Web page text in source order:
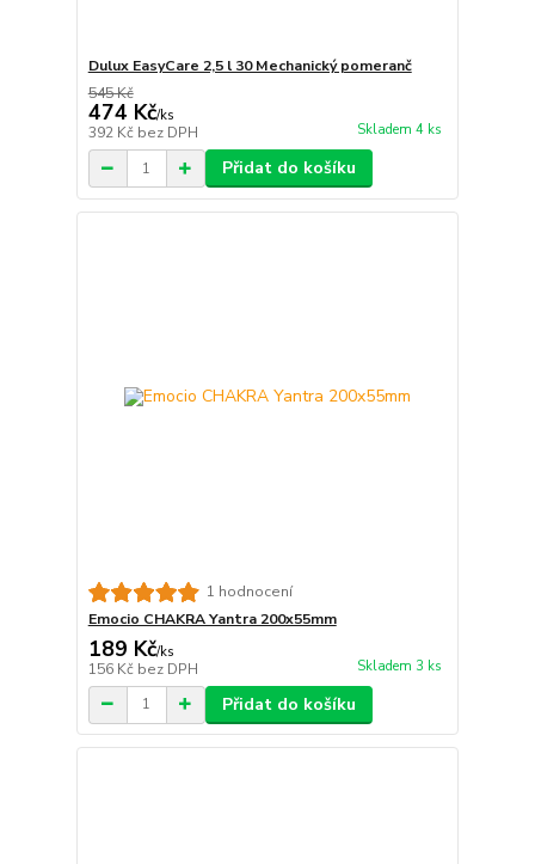
Dulux EasyCare 2,5 l 30 Mechanický pomeranč
545 Kč
474 Kč/ks
392 Kč bez DPH Skladem 4 ks
Přidat do košíku
1 hodnocení
Emocio CHAKRA Yantra 200x55mm
189 Kč/ks
156 Kč bez DPH Skladem 3 ks
Přidat do košíku